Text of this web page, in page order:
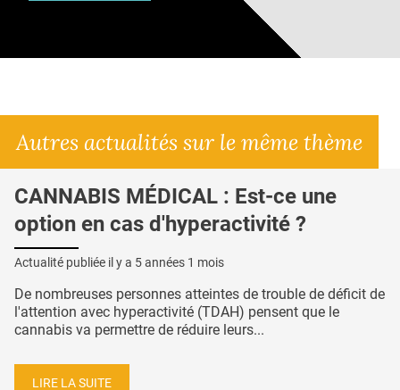
Autres actualités sur le même thème
CANNABIS MÉDICAL : Est-ce une
option en cas d'hyperactivité ?
Actualité publiée il y a 5 années 1 mois
De nombreuses personnes atteintes de trouble de déficit de
l'attention avec hyperactivité (TDAH) pensent que le
cannabis va permettre de réduire leurs...
LIRE LA SUITE